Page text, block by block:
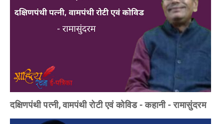
दक्षिणपंथी पत्नी, वामपंथी रोटी एवं कोविड - कहानी - रामासुंदरम